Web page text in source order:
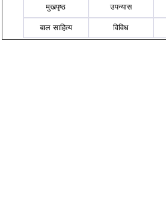
मुखपृष्ठ उपन्यास
बाल साहित्य विविध